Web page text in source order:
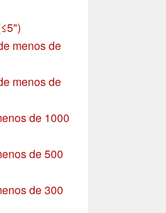
menos de
menos de
de 1000
de 500
de 300